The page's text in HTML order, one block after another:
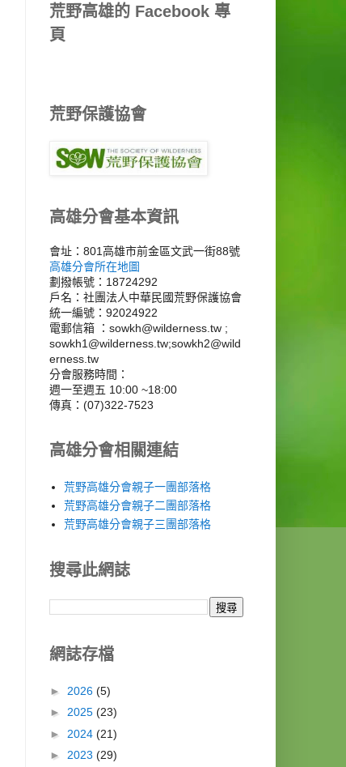
荒野高雄的 Facebook 專
頁
荒野保護協會
高雄分會基本資訊
會址：801高雄市前金區文武一街88號
高雄分會所在地圖
劃撥帳號：18724292
戶名：社團法人中華民國荒野保護協會
統一編號：92024922
電郵信箱 ：sowkh@wilderness.tw ;
sowkh1@wilderness.tw;sowkh2@wild
erness.tw
分會服務時間：
週一至週五 10:00 ~18:00
傳真：(07)322-7523
高雄分會相關連結
荒野高雄分會親子一團部落格
荒野高雄分會親子二團部落格
荒野高雄分會親子三團部落格
搜尋此網誌
網誌存檔
► 2026 (5)
► 2025 (23)
► 2024 (21)
► 2023 (29)